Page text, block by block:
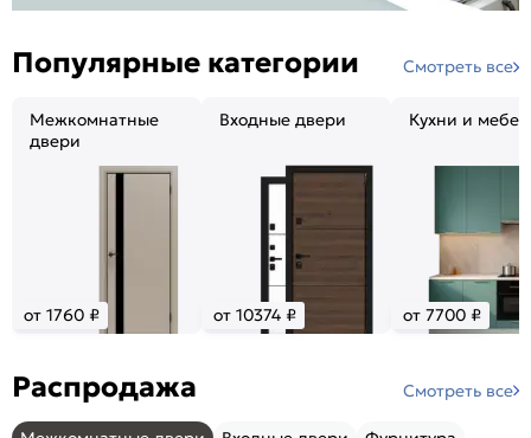
Популярные категории Смотреть все
Межкомнатные
двери
от 1760 ₽
Входные двери
от 10374 ₽
Кухни и
от 7700 ₽
Распродажа Смотреть все